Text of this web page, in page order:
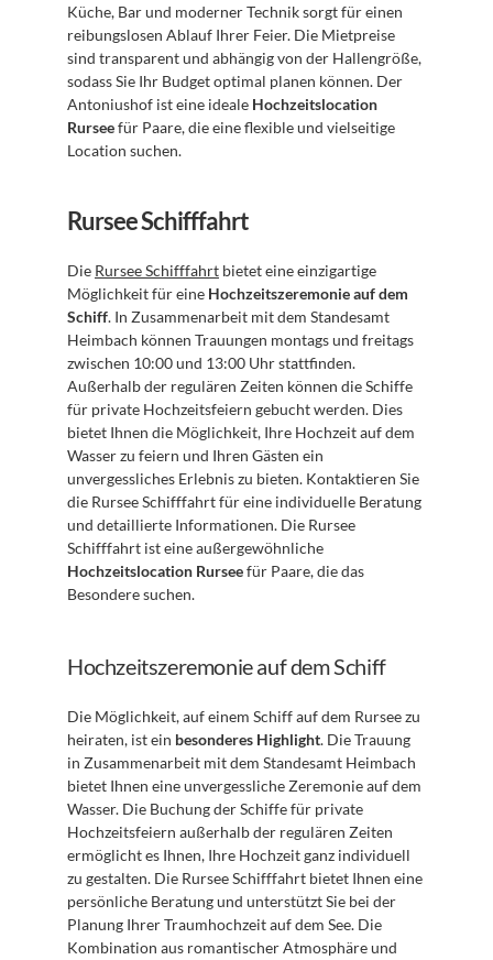
Küche, Bar und moderner Technik sorgt für einen
reibungslosen Ablauf Ihrer Feier. Die Mietpreise
sind transparent und abhängig von der Hallengröße,
sodass Sie Ihr Budget optimal planen können. Der
Antoniushof ist eine ideale Hochzeitslocation
Rursee für Paare, die eine flexible und vielseitige
Location suchen.
Rursee Schifffahrt
Die Rursee Schifffahrt bietet eine einzigartige
Möglichkeit für eine Hochzeitszeremonie auf dem
Schiff. In Zusammenarbeit mit dem Standesamt
Heimbach können Trauungen montags und freitags
zwischen 10:00 und 13:00 Uhr stattfinden.
Außerhalb der regulären Zeiten können die Schiffe
für private Hochzeitsfeiern gebucht werden. Dies
bietet Ihnen die Möglichkeit, Ihre Hochzeit auf dem
Wasser zu feiern und Ihren Gästen ein
unvergessliches Erlebnis zu bieten. Kontaktieren Sie
die Rursee Schifffahrt für eine individuelle Beratung
und detaillierte Informationen. Die Rursee
Hochzeitslocation Rursee für Paare, die das
Besondere suchen.
Hochzeitszeremonie auf dem Schiff
Die Möglichkeit, auf einem Schiff auf dem Rursee zu
heiraten, ist ein besonderes Highlight. Die Trauung
in Zusammenarbeit mit dem Standesamt Heimbach
bietet Ihnen eine unvergessliche Zeremonie auf dem
Wasser. Die Buchung der Schiffe für private
Hochzeitsfeiern außerhalb der regulären Zeiten
ermöglicht es Ihnen, Ihre Hochzeit ganz individuell
zu gestalten. Die Rursee Schifffahrt bietet Ihnen eine
persönliche Beratung und unterstützt Sie bei der
Planung Ihrer Traumhochzeit auf dem See. Die
Kombination aus romantischer Atmosphäre und